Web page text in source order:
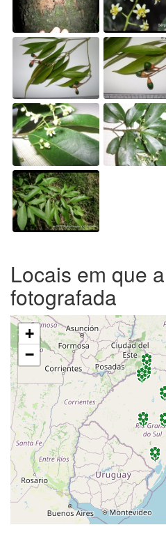
Locais em que
fotografada
+
−